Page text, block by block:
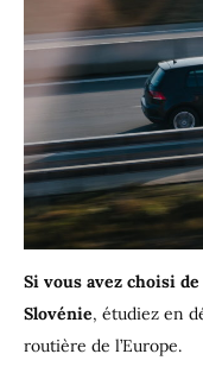
Si vous avez choisi
Slovénie, étudiez en
routière de l’Europe.